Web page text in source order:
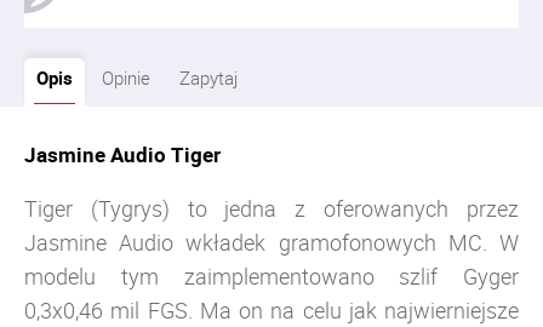
Opis Opinie Zapytaj
Jasmine Audio Tiger
Tiger (Tygrys) to jedna z oferowanych przez
Jasmine Audio wkładek gramofonowych MC. W
modelu tym zaimplementowano szlif Gyger
0,3x0,46 mil FGS. Ma on na celu jak najwierniejsze